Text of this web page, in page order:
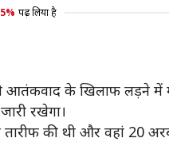
पढ़ लिया है
आतंकवाद के खिलाफ लड़ने में
रखेगा।
की थी और वहां 20